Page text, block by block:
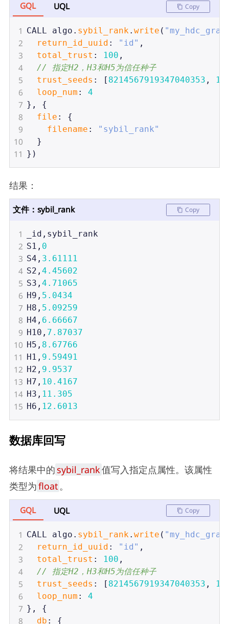
GQL UQL Copy
1 CALL algo . sybil_rank. write (
2 return_id_uuid : "id" ,
3 total_trust : 100 ,
4 // 指定H2，H3和H5为信任种子
5 trust_seeds : [ 8214567919347040353 ,
6 loop_num : 4
7 }, {
8 file : {
9 filename : "sybil_rank"
10
  }
11 })
结果：
文件：sybil_rank Copy
1 _id , sybil_rank
2 S1 , 0
3 S4 , 3.61111
4 S2 , 4.45602
5 S3 , 4.71065
6 H9 , 5.0434
7 H8 , 5.09259
8 H4 , 6.66667
9 H10 , 7.87037
10 H5 , 8.67766
11 H1 , 9.59491
12 H2 , 9.9537
13 H7 , 10.4167
14 H3 , 11.305
15 H6 , 12.6013
数据库回写
将结果中的 sybil_rank值写入指定点属性。该属性
类型为float。
GQL UQL Copy
1 CALL algo . sybil_rank. write (
2 return_id_uuid : "id" ,
3 total_trust : 100 ,
4 // 指定H2，H3和H5为信任种子
5 trust_seeds : [ 8214567919347040353 ,
6 loop_num : 4
7 }, {
8 db : {